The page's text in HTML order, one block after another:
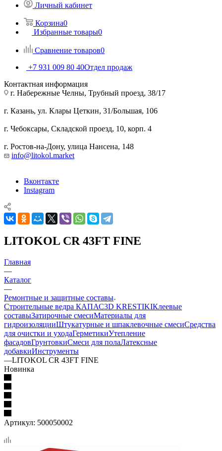
Личный кабинет
Корзина0
Избранные товары0
Сравнение товаров0
+7 931 009 80 40Отдел продаж
Контактная информация
г. Набережные Челны, Трубный проезд, 38/17
г. Казань, ул. Клары Цеткин, 31/Большая, 106
г. Чебоксары, Складской проезд, 10, корп. 4
г. Ростов-на-Дону, улица Нансена, 148
info@litokol.market
Вконтакте
Instagram
LITOKOL CR 43FT FINE
Главная
—
Каталог
—
Ремонтные и защитные составы
Строительные ведра КАПАС3D KRESTIKIКлеевые
составыЗатирочные смесиМатериалы для
гидроизоляцииШтукатурные и шпаклевочные смесиСредства
для очистки и уходаГерметикиУтепление
фасадовГрунтовкиСмеси для полаЛатексные
добавкиИнструменты
—LITOKOL CR 43FT FINE
Новинка
Артикул: 500050002